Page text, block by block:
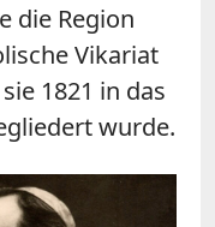
die Region
Vikariat
1821 in das
wurde.